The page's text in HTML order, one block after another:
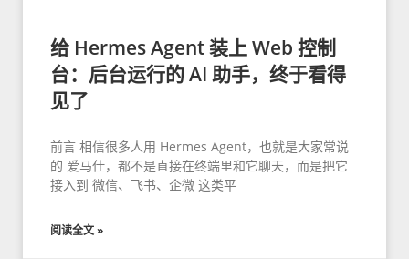
给 Hermes Agent 装上 Web 控制
台：后台运行的 AI 助手，终于看得
见了
前言 相信很多人用 Hermes Agent，也就是大家常说
的 爱马仕，都不是直接在终端里和它聊天，而是把它
接入到 微信、飞书、企微 这类平
阅读全文 »